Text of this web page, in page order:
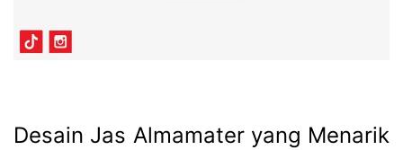
Desain Jas Almamater yang Menarik